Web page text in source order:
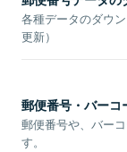
各種データのダウ
更新）
郵便番号・バーコ
郵便番号や、バー
す。